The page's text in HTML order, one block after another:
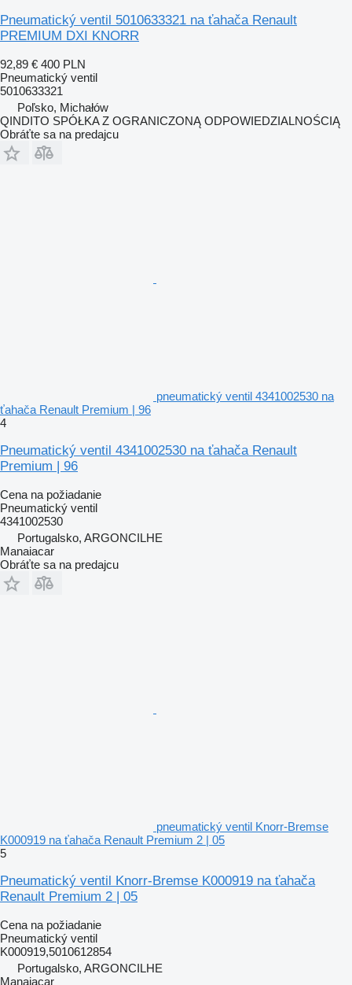
Pneumatický ventil 5010633321 na ťahača Renault
PREMIUM DXI KNORR
92,89 € 400 PLN
Pneumatický ventil
5010633321
Poľsko, Michałów
QINDITO SPÓŁKA Z OGRANICZONĄ ODPOWIEDZIALNOŚCIĄ
Obráťte sa na predajcu
pneumatický ventil 4341002530 na
ťahača Renault Premium | 96
4
Pneumatický ventil 4341002530 na ťahača Renault
Premium | 96
Cena na požiadanie
Pneumatický ventil
4341002530
Portugalsko, ARGONCILHE
Manaiacar
Obráťte sa na predajcu
pneumatický ventil Knorr-Bremse
K000919 na ťahača Renault Premium 2 | 05
5
Pneumatický ventil Knorr-Bremse K000919 na ťahača
Renault Premium 2 | 05
Cena na požiadanie
Pneumatický ventil
K000919,5010612854
Portugalsko, ARGONCILHE
Manaiacar